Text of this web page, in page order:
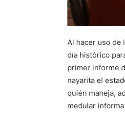
Al hacer uso de
día histórico
primer informe
nayarita el
quién maneja,
medular